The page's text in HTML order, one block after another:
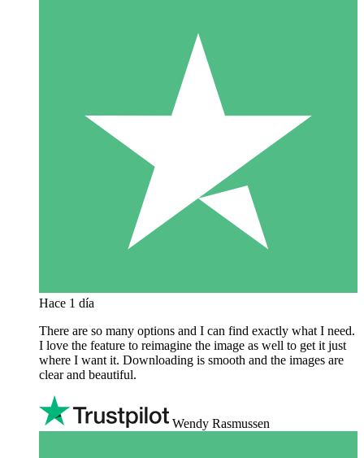
Hace 1 día
There are so many options and I can find exactly what I need.
I love the feature to reimagine the image as well to get it just
where I want it. Downloading is smooth and the images are
clear and beautiful.
Wendy Rasmussen